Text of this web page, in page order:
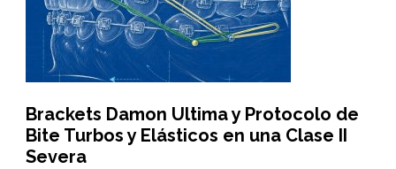
Brackets Damon Ultima y Protocolo de
Bite Turbos y Elásticos en una Clase II
Severa